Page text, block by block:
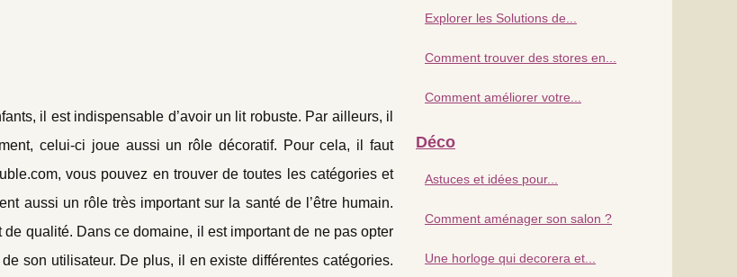
il est indispensable d’avoir un lit robuste. Par ailleurs, il
celui-ci joue aussi un rôle décoratif. Pour cela, il faut
vous pouvez en trouver de toutes les catégories et
aussi un rôle très important sur la santé de l’être humain.
qualité. Dans ce domaine, il est important de ne pas opter
son utilisateur. De plus, il en existe différentes catégories.
Explorer les Solutions de...
Comment trouver des stores en...
Comment améliorer votre...
Déco
Astuces et idées pour...
Comment aménager son salon ?
Une horloge qui decorera et...